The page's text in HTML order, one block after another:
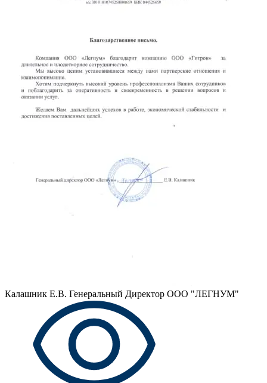
Калашник Е.В. Генеральный Директор ООО "ЛЕГНУМ"